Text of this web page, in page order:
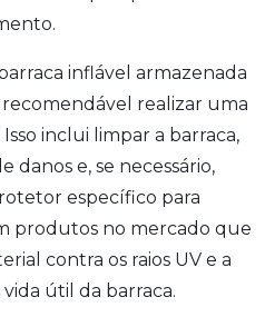
inflável armazenada
realizar uma
inclui limpar a barraca,
danos e, se necessário,
específico para
produtos no mercado que
contra os raios UV e a
útil da barraca.